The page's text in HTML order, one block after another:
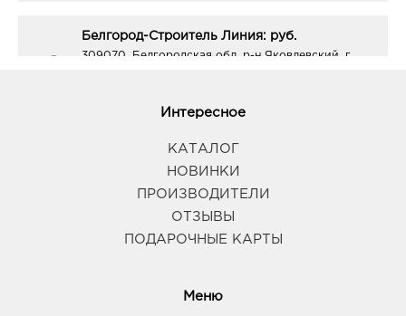
Белгород-Строитель Линия: руб.
309070, Белгородская обл, р-н Яковлевский, г
Тамбов Улей: руб.
392003, Тамбовская область, г Тамбов, б-р
График работы: 9:00 - 20:00
Интересное
КАТАЛОГ
НОВИНКИ
ПРОИЗВОДИТЕЛИ
ОТЗЫВЫ
ПОДАРОЧНЫЕ КАРТЫ
Меню